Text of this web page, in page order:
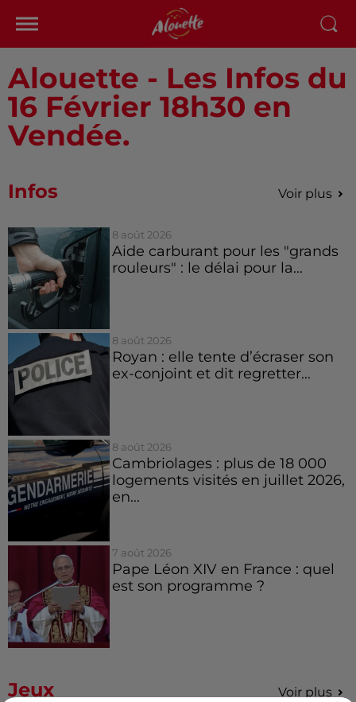
Alouette - Les Infos du
16 Février 18h30 en
Vendée.
Infos Voir plus
8 août 2026
Aide carburant pour les "grands
rouleurs" : le délai pour la...
8 août 2026
Royan : elle tente d’écraser son
ex-conjoint et dit regretter...
8 août 2026
Cambriolages : plus de 18 000
logements visités en juillet 2026,
en...
7 août 2026
Pape Léon XIV en France : quel
est son programme ?
Jeux Voir plus